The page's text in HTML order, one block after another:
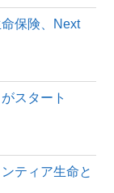
保険、Next
スタート
ティア生命と